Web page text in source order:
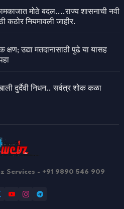
मोठे बदल....राज्य शासनाची नवी
कठोर नियमावली जाहीर.
क्षण; उद्या मतदानासाठी पुढे या यासह
दुर्दैवी निधन.. सर्वत्र शोक कळा
Services - +91 9890 546 909